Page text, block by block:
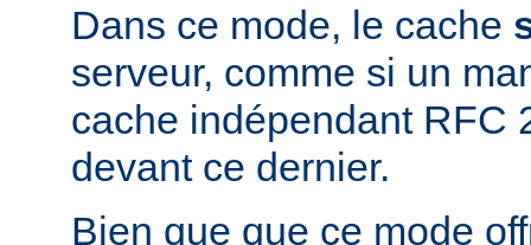
Dans ce mode, le cache
serveur, comme si un
cache indépendant RFC
devant ce dernier.
Bien que que ce mode